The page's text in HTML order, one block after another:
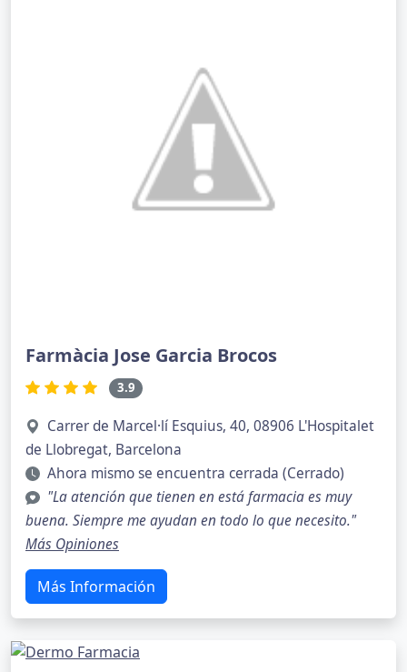
Farmàcia Jose Garcia Brocos
3.9
Carrer de Marcel·lí Esquius, 40, 08906 L'Hospitalet
de Llobregat, Barcelona
Ahora mismo se encuentra cerrada (Cerrado)
"La atención que tienen en está farmacia es muy
buena. Siempre me ayudan en todo lo que necesito."
Más Opiniones
Más Información